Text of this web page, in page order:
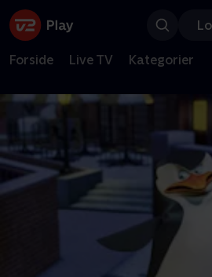
Forside Live TV Kategorier